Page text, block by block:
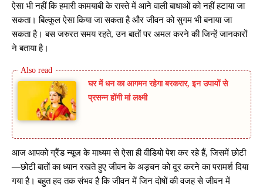
ऐसा भी नहीं कि हमारी कामयाबी के रास्ते में आने वाली बाधाओं को नहीं हटाया जा
सकता। बिल्कुल ऐसा किया जा सकता है और जीवन को सुगम भी बनाया जा
सकता है। बस जरुरत समय रहते, उन बातों पर अमल करने की जिन्हें जानकारों
ने बताया है।
घर में धन का आगमन रहेगा बरकरार, इन उपायों से
प्रसन्न होंगी मां लक्ष्मी
आज आपको ग्रैंड न्यूज के माध्यम से ऐसा ही वीडियो पेश कर रहे हैं, जिसमें छोटी
—छोटी बातों का ध्यान रखते हुए जीवन के अड़चन को दूर करने का परामर्श दिया
गया है। बहुत हद तक संभव है कि जीवन में जिन दोषों की वजह से जीवन में